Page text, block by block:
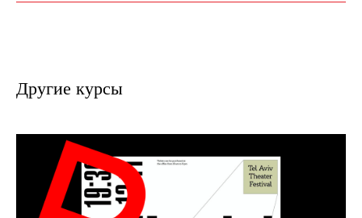
Другие курсы